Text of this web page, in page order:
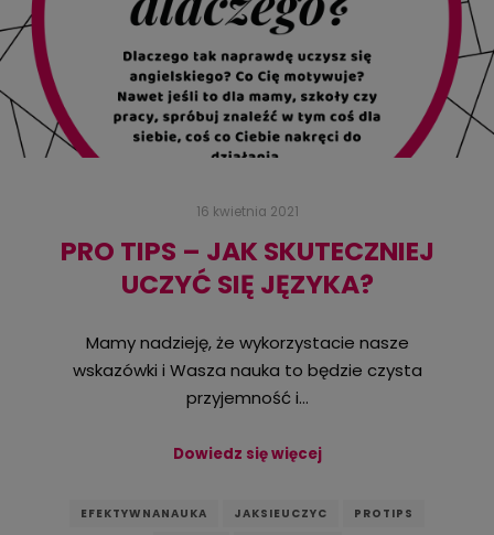
16 kwietnia 2021
PRO TIPS – JAK SKUTECZNIEJ
UCZYĆ SIĘ JĘZYKA?
Mamy nadzieję, że wykorzystacie nasze
wskazówki i Wasza nauka to będzie czysta
przyjemność i…
Dowiedz się więcej
EFEKTYWNANAUKA JAKSIEUCZYC
PROTIPS